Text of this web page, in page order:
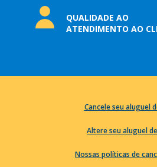
QUALIDADE AO
ATENDIMENTO AO
Cancele seu aluguel
Altere seu aluguel
Nossas políticas de